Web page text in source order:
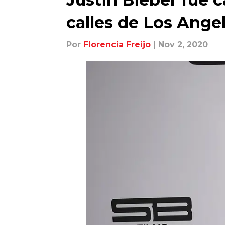
calles de Los
Por Florencia Freijo | Nov 2, 2020